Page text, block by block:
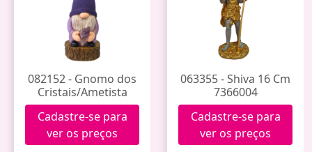
082152 - Gnomo dos
Cristais/Ametista
Cadastre-se para
ver os preços
063355 - Shiva 16 Cm
7366004
Cadastre-se para
ver os preços